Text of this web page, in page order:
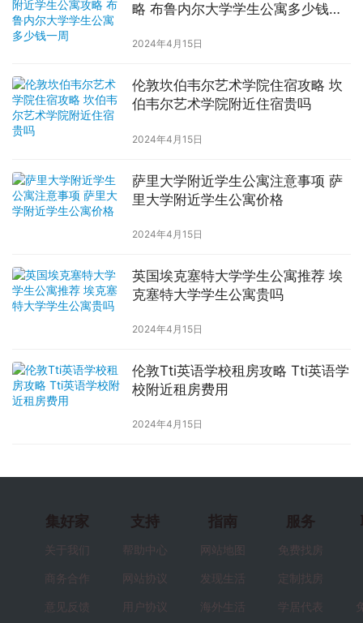
略 布鲁内尔大学学生公寓多少钱一
2024年4月15日
伦敦坎伯韦尔艺术学院住宿攻略 坎
伯韦尔艺术学院附近住宿贵吗
2024年4月15日
萨里大学附近学生公寓注意事项 萨
里大学附近学生公寓价格
2024年4月15日
英国埃克塞特大学学生公寓推荐 埃
克塞特大学学生公寓贵吗
2024年4月15日
伦敦Tti英语学校租房攻略 Tti英语学
校附近租房费用
2024年4月15日
集好家
关于我们
商务合作
意见反馈
支持
帮助中心
网站协议
用户协议
指南
网站地图
发现生活
海外生活
服务
免费找房
定制找房
学居代表